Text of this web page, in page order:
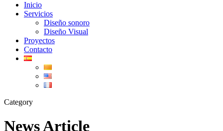
Inicio
Servicios
Diseño sonoro
Diseño Visual
Proyectos
Contacto
Category
News Article